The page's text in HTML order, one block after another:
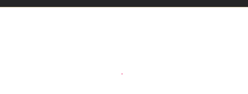
Créer une alerte